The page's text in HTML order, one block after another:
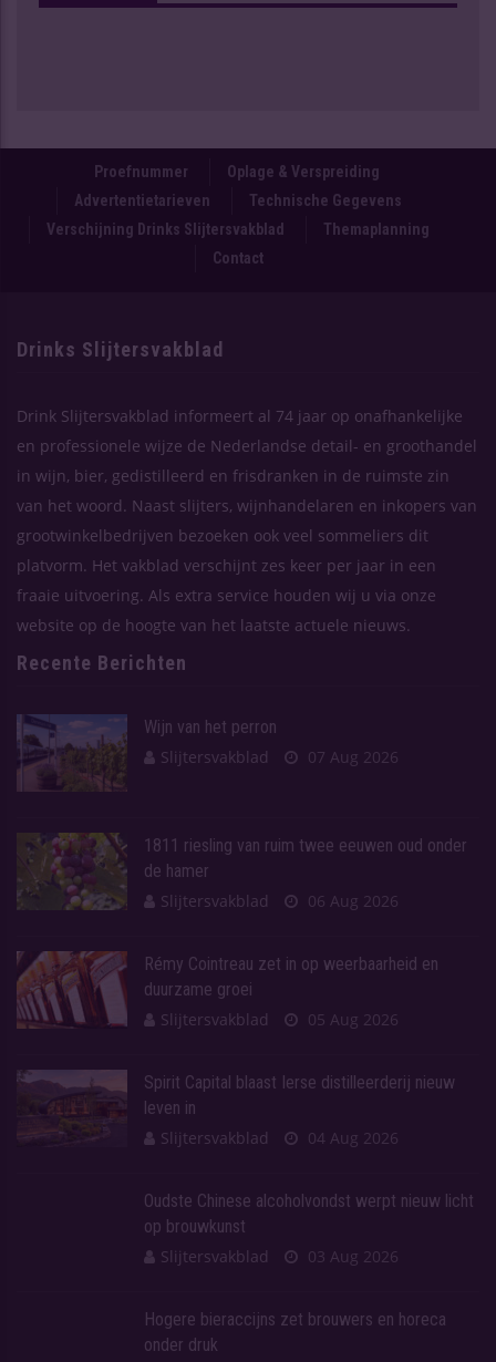
Proefnummer
Oplage & Verspreiding
Advertentietarieven
Technische Gegevens
Verschijning Drinks Slijtersvakblad
Themaplanning
Contact
Drinks Slijtersvakblad
Drink Slijtersvakblad informeert al 74 jaar op onafhankelijke
en professionele wijze de Nederlandse detail- en groothandel
in wijn, bier, gedistilleerd en frisdranken in de ruimste zin
van het woord. Naast slijters, wijnhandelaren en inkopers van
grootwinkelbedrijven bezoeken ook veel sommeliers dit
platvorm. Het vakblad verschijnt zes keer per jaar in een
fraaie uitvoering. Als extra service houden wij u via onze
website op de hoogte van het laatste actuele nieuws.
Recente Berichten
Wijn van het perron
Slijtersvakblad
07 Aug 2026
1811 riesling van ruim twee eeuwen oud onder
de hamer
Slijtersvakblad
06 Aug 2026
Rémy Cointreau zet in op weerbaarheid en
duurzame groei
Slijtersvakblad
05 Aug 2026
Spirit Capital blaast Ierse distilleerderij nieuw
leven in
Slijtersvakblad
04 Aug 2026
Oudste Chinese alcoholvondst werpt nieuw licht
op brouwkunst
Slijtersvakblad
03 Aug 2026
Hogere bieraccijns zet brouwers en horeca
onder druk